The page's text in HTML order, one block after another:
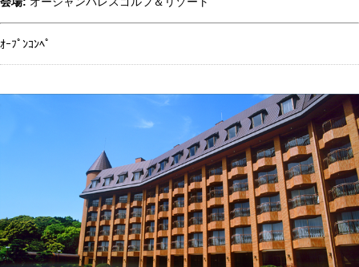
ｵｰﾌﾟﾝｺﾝﾍﾟ